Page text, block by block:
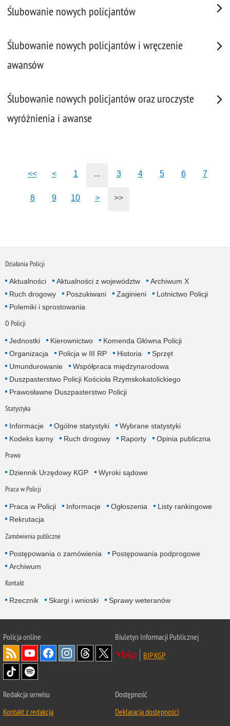
Ślubowanie nowych policjantów
Ślubowanie nowych policjantów i wręczenie
awansów
Ślubowanie nowych policjantów oraz uroczyste
wyróżnienia i awanse
<< < 1 ... 3 4 5 6 7
8 9 10 > >>
Działania Policji
Aktualności Aktualności z województw
Archiwum X
Ruch drogowy
Poszukiwani Zaginieni
Lotnictwo Policji
Polemiki i sprostowania
O Policji
Jednostki Kierownictwo
Komenda Główna Policji
Organizacja
Policja w III RP Historia
Sprzęt
Umundurowanie
Współpraca międzynarodowa
Duszpasterstwo Policji Kościoła Rzymskokatolickiego
Prawosławne Duszpasterstwo Policji
Statystyka
Informacje Ogólne statystyki
Wybrane statystyki
Kodeks karny
Ruch drogowy Raporty Opinia publiczna
Prawo
Dziennik Urzędowy KGP Wyroki sądowe
Praca w Policji
Praca w Policji Informacje Ogłoszenia
Listy rankingowe
Rekrutacja
Zamówienia publiczne
Postępowania o zamówienia
Postępowania podprogowe
Archiwum
Kontakt
Rzecznik Skargi i wnioski Sprawy weteranów
Policjaonline
Biuletyn Informacji Publicznej
BIP KGP
Redakcja serwisu
Kontakt z redakcją
Dostępność
Deklaracja dostępności